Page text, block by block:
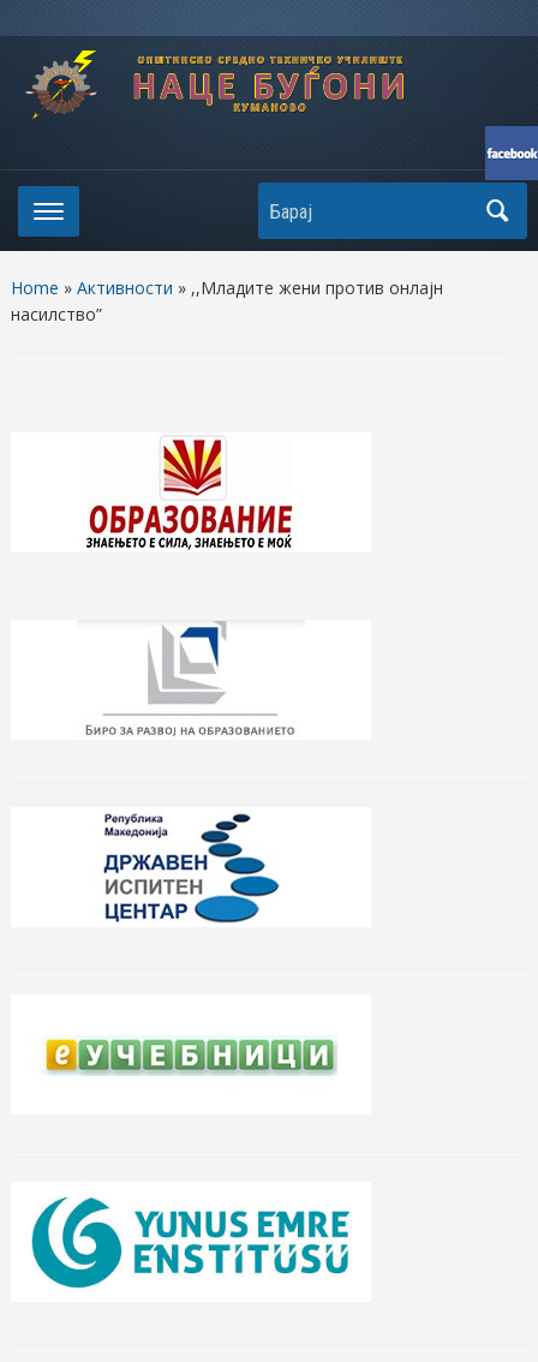
Search
Home » Активности » ,,Младите жени против онлајн
насилство”